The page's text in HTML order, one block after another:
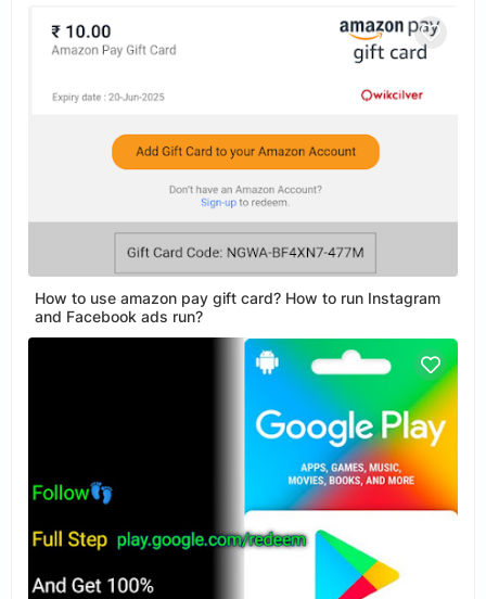
How to use amazon pay gift card? How to run Instagram
and Facebook ads run?